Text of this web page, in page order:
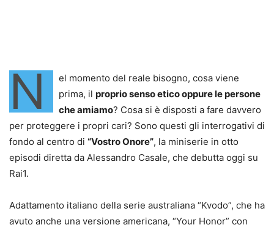
N
el momento del reale bisogno, cosa viene
prima, il proprio senso etico oppure le persone
che amiamo? Cosa si è disposti a fare davvero
per proteggere i propri cari? Sono questi gli interrogativi di
fondo al centro di “Vostro Onore”, la miniserie in otto
episodi diretta da Alessandro Casale, che debutta oggi su
Rai1.
Adattamento italiano della serie australiana “Kvodo”, che ha
avuto anche una versione americana, “Your Honor” con